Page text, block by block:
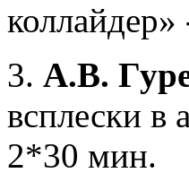
коллайдер»
3. А.В.
всплески в
2*30 мин.